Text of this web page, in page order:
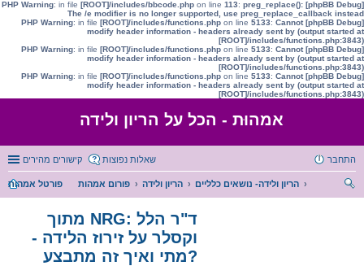
[phpBB Debug] PHP Warning
: in file [ROOT]/includes/bbcode.php on line 113: preg_replace():
The /e modifier is no longer supported, use preg_replace_callback instead
[phpBB Debug] PHP Warning
: in file [ROOT]/includes/functions.php on line 5133: Cannot
modify header information - headers already sent by (output started at
[ROOT]/includes/functions.php:3843)
[phpBB Debug] PHP Warning
: in file [ROOT]/includes/functions.php on line 5133: Cannot
modify header information - headers already sent by (output started at
[ROOT]/includes/functions.php:3843)
[phpBB Debug] PHP Warning
: in file [ROOT]/includes/functions.php on line 5133: Cannot
modify header information - headers already sent by (output started at
[ROOT]/includes/functions.php:3843)
אמהוּת - הכל על הריון ולידה
קישורים מהירים שאלות נפוצות התחבר
פורטל אמהות פורום אמהות הריון ולידה
הריון ולידה- נושאים כלליים
מתוך NRG: ד"ר הלל
וקסלר על זירוז הלידה -
מתי ואיך זה מתבצע?